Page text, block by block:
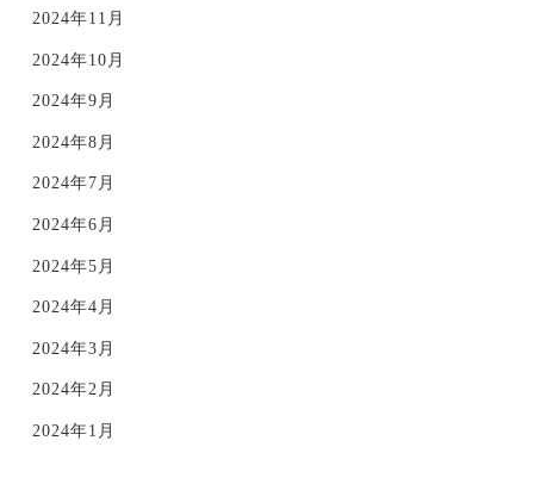
2024年11月
2024年10月
2024年9月
2024年8月
2024年7月
2024年6月
2024年5月
2024年4月
2024年3月
2024年2月
2024年1月